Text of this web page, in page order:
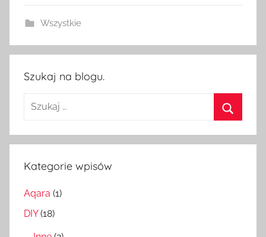
i
Wszystkie
Szukaj na blogu.
Szukaj:
Kategorie wpisów
Aqara (1)
DIY(18)